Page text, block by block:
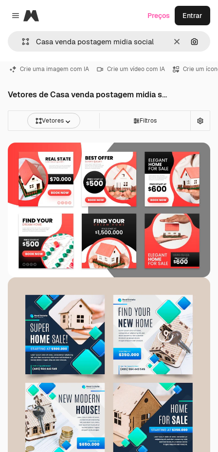
Close menu
Magnific
Limpar
Preços Entrar
Crie uma imagem com IA Crie um vídeo com IA Crie um
Vetores de Casa venda postagem midia social
Vetores Filtros